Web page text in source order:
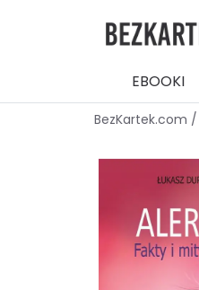
EBOOKI
BezKartek.com /